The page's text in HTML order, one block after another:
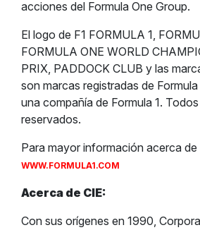
acciones del Formula One Group.
El logo de F1 FORMULA 1,
FORMULA ONE WORLD
PRIX, PADDOCK CLUB y las
son marcas registradas de
una compañía de Formula 1.
reservados.
Para mayor información acerca de
WWW.FORMULA1.COM
Acerca de CIE:
Con sus orígenes en 1990,